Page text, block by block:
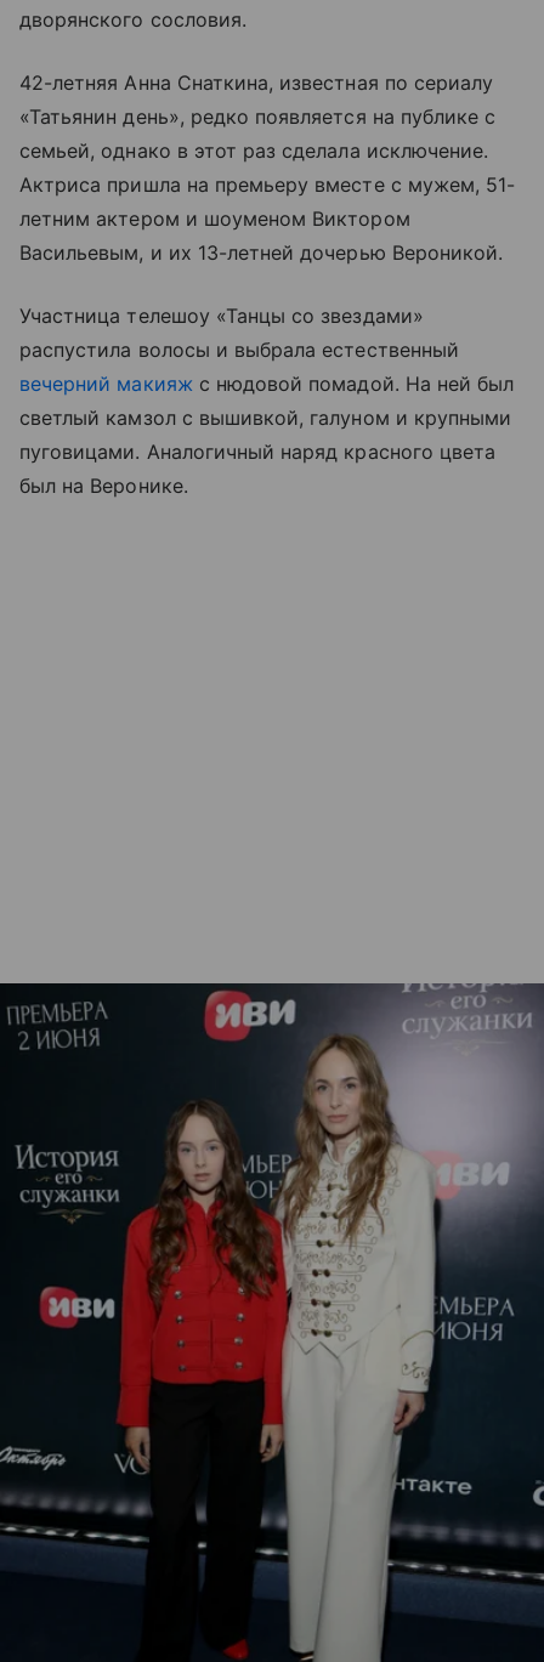
дворянского сословия.
42-летняя Анна Снаткина, известная по сериалу
«Татьянин день», редко появляется на публике с
семьей, однако в этот раз сделала исключение.
Актриса пришла на премьеру вместе с мужем, 51-
летним актером и шоуменом Виктором
Васильевым, и их 13-летней дочерью Вероникой.
Участница телешоу «Танцы со звездами»
распустила волосы и выбрала естественный
вечерний макияжс нюдовой помадой. На ней был
светлый камзол с вышивкой, галуном и крупными
пуговицами. Аналогичный наряд красного цвета
был на Веронике.